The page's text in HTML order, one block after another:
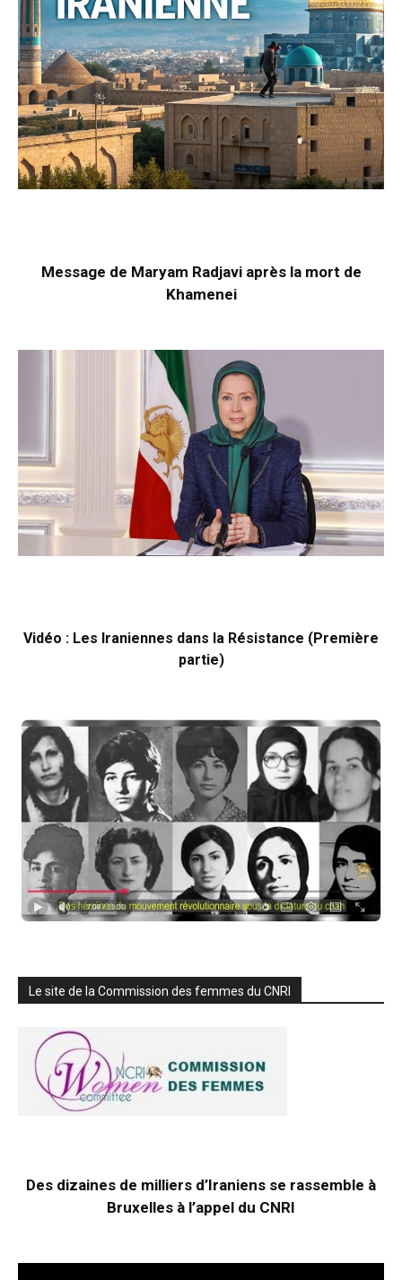
Message de Maryam Radjavi après la mort de
Khamenei
Vidéo : Les Iraniennes dans la Résistance (Première
partie)
Le site de la Commission des femmes du CNRI
Des dizaines de milliers d’Iraniens se rassemble à
Bruxelles à l’appel du CNRI